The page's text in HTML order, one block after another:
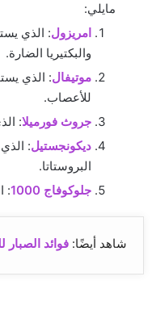
مايلي:
امريزول: الذي
والبكتيريا الضارة.
موتيفال: الذي
للأعصاب.
جروث فورميلا:
ديكونجستيل:
البروستاتا.
جلوكوفاج 1000
:
شاهد أيضًا: فوائد الصبار